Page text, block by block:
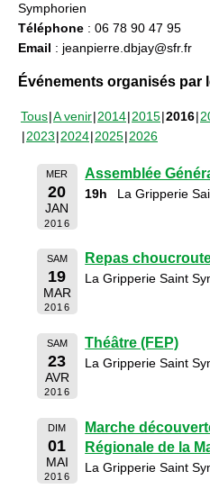
Symphorien
Téléphone : 06 78 90 47 95
Email : jeanpierre.dbjay@sfr.fr
Événements organisés par
Tous A venir 2014 2015 2016
2023 2024 2025 2026
MER
20
JAN
2016
Assemblée
19h La Gripperie
SAM
19
MAR
2016
Repas
La Gripperie Saint
SAM
23
AVR
2016
Théâtre (FEP)
La Gripperie Saint
DIM
01
MAI
2016
Marche
Régionale de la
La Gripperie Saint